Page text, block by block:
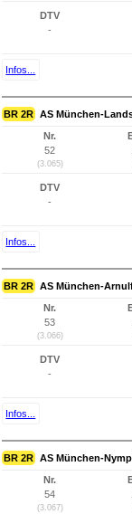
DTV
-
Infos...
BR 2R AS München-
Nr.
52
(3.065)
DTV
-
Infos...
BR 2R AS München-
Nr.
53
(3.066)
DTV
-
Infos...
BR 2R AS München-
Nr.
54
(3.067)